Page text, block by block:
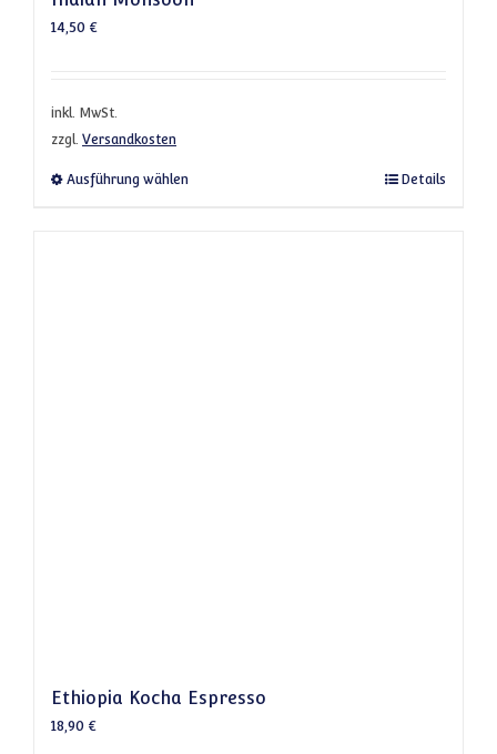
14,50 €
inkl. MwSt.
zzgl. Versandkosten
Ausführung wählen Dieses Produkt weist mehrere Varianten
Details
Ethiopia Kocha Espresso
18,90 €